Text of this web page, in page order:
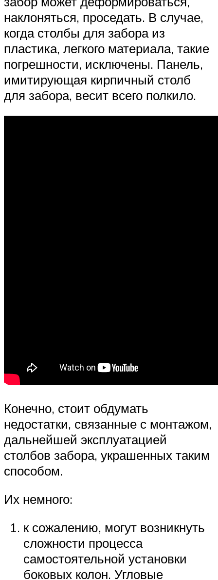
наклоняться, проседать. В случае,
когда столбы для забора из
пластика, легкого материала, такие
погрешности, исключены. Панель,
имитирующая кирпичный столб
для забора, весит всего полкило.
Конечно, стоит обдумать
недостатки, связанные с монтажом,
дальнейшей эксплуатацией
столбов забора, украшенных таким
способом.
Их немного:
к сожалению, могут возникнуть
сложности процесса
самостоятельной установки
боковых колон. Угловые